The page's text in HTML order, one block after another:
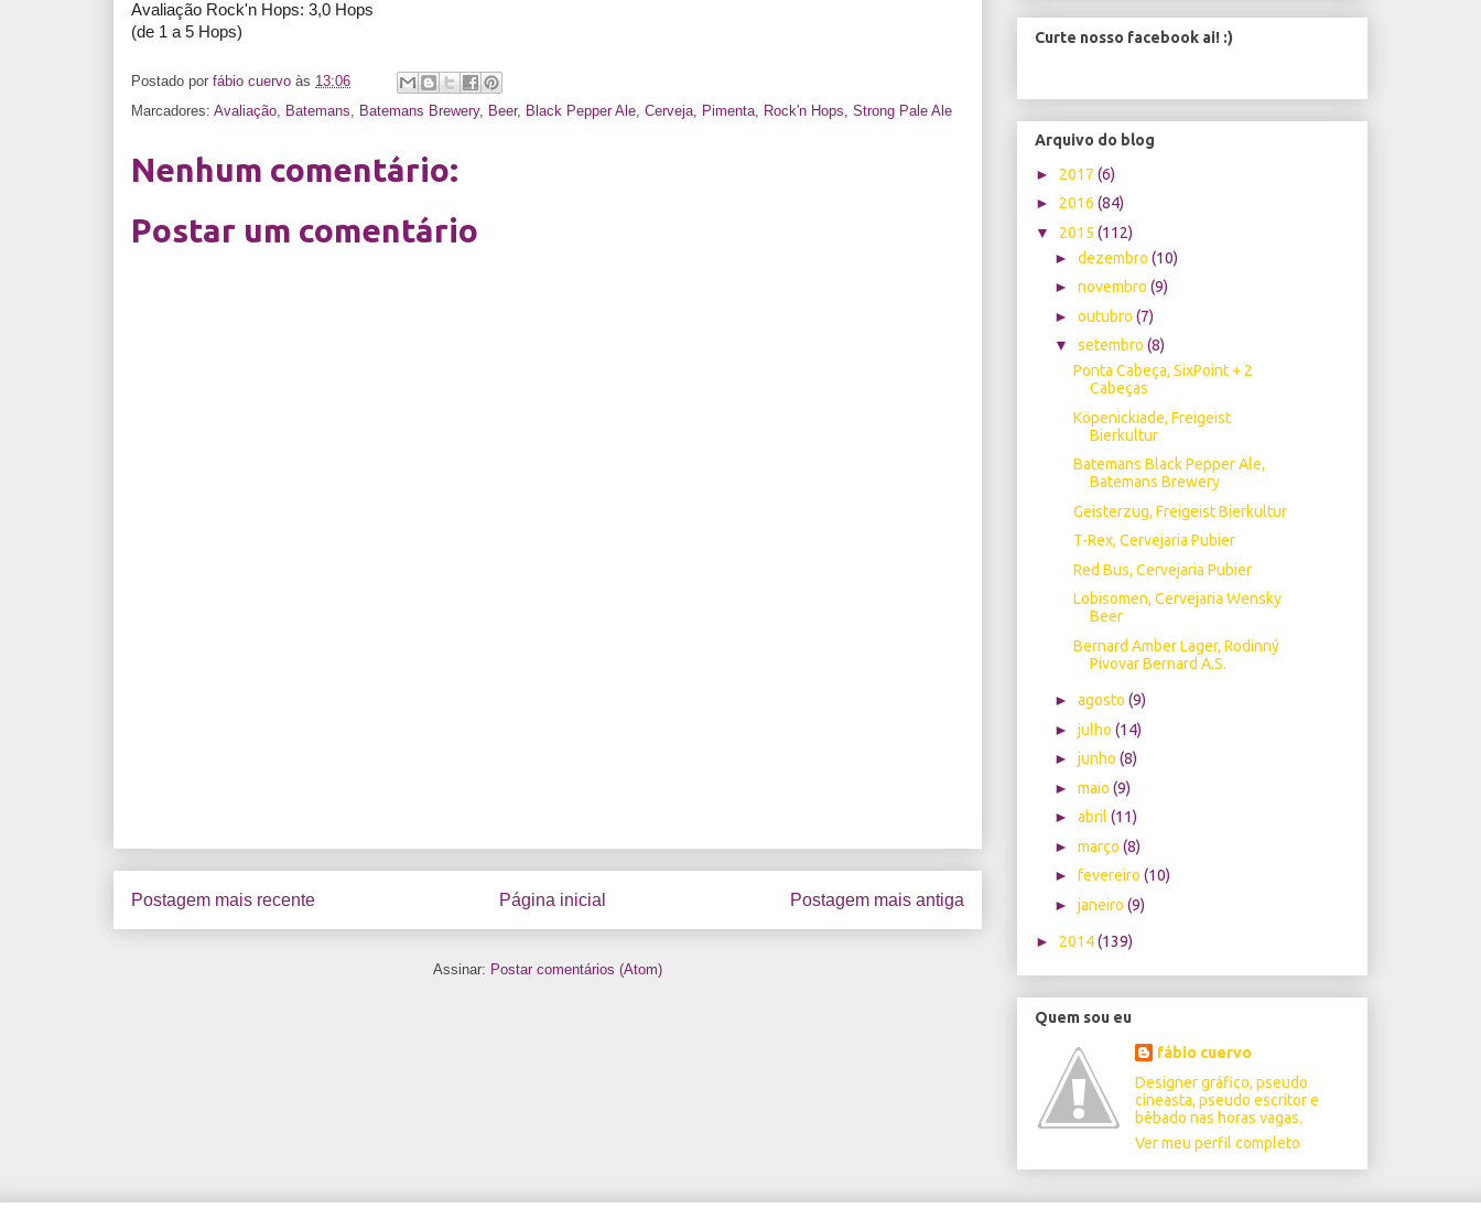
Avaliação Rock'n Hops: 3,0 Hops
(de 1 a 5 Hops)
Postado por fábio cuervo às 13:06
Marcadores: Avaliação, Batemans, Batemans Brewery, Beer, Black Pepper Ale, Cerveja, Pimenta, Rock'n Hops, Strong Pale Ale
Nenhum comentário:
Postar um comentário
Postagem mais recente Postagem mais antiga
Página inicial
Assinar: Postar comentários (Atom)
Curte nosso facebook ai! :)
Arquivo do blog
► 2017 (6)
► 2016 (84)
▼ 2015 (112)
► dezembro (10)
► novembro (9)
► outubro (7)
▼ setembro (8)
Ponta Cabeça, SixPoint + 2
Cabeças
Köpenickiade, Freigeist
Bierkultur
Batemans Black Pepper Ale,
Batemans Brewery
Geisterzug, Freigeist Bierkultur
T-Rex, Cervejaria Pubier
Red Bus, Cervejaria Pubier
Lobisomen, Cervejaria Wensky
Beer
Bernard Amber Lager, Rodinný
Pivovar Bernard A.S.
► agosto (9)
► julho (14)
► junho (8)
► maio (9)
► abril (11)
► março (8)
► fevereiro (10)
► janeiro (9)
► 2014(139)
Quem sou eu
fábio cuervo
Designer gráfico, pseudo
cineasta, pseudo escritor e
bêbado nas horas vagas.
Ver meu perfil completo